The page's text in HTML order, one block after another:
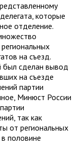
которые
отделение.
на съезд.
был сделан вывод
на съезде
партии
Минюст России
так как
от региональных
половине